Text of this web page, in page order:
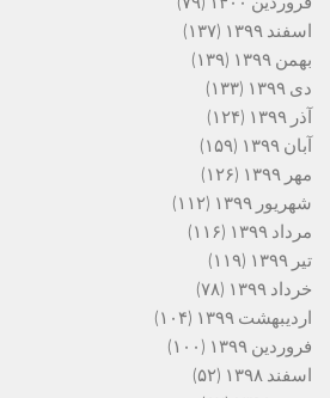
اسفند ۱۳۹۹
(۱۳۷)
بهمن ۱۳۹۹
(۱۳۹)
دی ۱۳۹۹
(۱۳۳)
آذر ۱۳۹۹
(۱۲۴)
آبان ۱۳۹۹
(۱۵۹)
مهر ۱۳۹۹
(۱۲۶)
شهریور ۱۳۹۹
(۱۱۲)
مرداد ۱۳۹۹
(۱۱۶)
تیر ۱۳۹۹
(۱۱۹)
خرداد ۱۳۹۹
(۷۸)
اردیبهشت ۱۳۹۹
(۱۰۴)
فروردین ۱۳۹۹
(۱۰۰)
اسفند ۱۳۹۸
(۵۲)